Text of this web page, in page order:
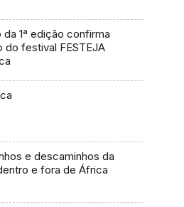
da 1ª edição confirma
do festival FESTEJA
e descaminhos da
e fora de África